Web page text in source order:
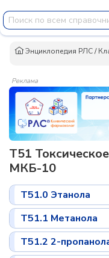
Энциклопедия РЛС/
Реклама
T51
МКБ-10
T51.0 Этанола
T51.1 Метанола
T51.2 2-